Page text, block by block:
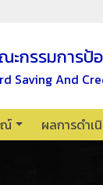
รรมการป้
Saving And
ณ์ ผลการดำเ